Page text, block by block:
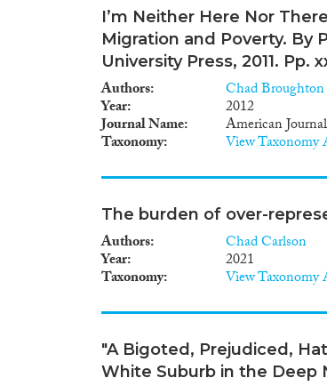
I’m Neither Here Nor
Migration and Poverty. By
University Press, 2011. Pp.
Authors Chad Broughton
Year 2012
Journal Name American
Taxonomy View Taxonomy
The burden of over-
Authors Chad Carlson
Year 2021
Taxonomy View Taxonomy
"A Bigoted, Prejudiced,
White Suburb in the Deep